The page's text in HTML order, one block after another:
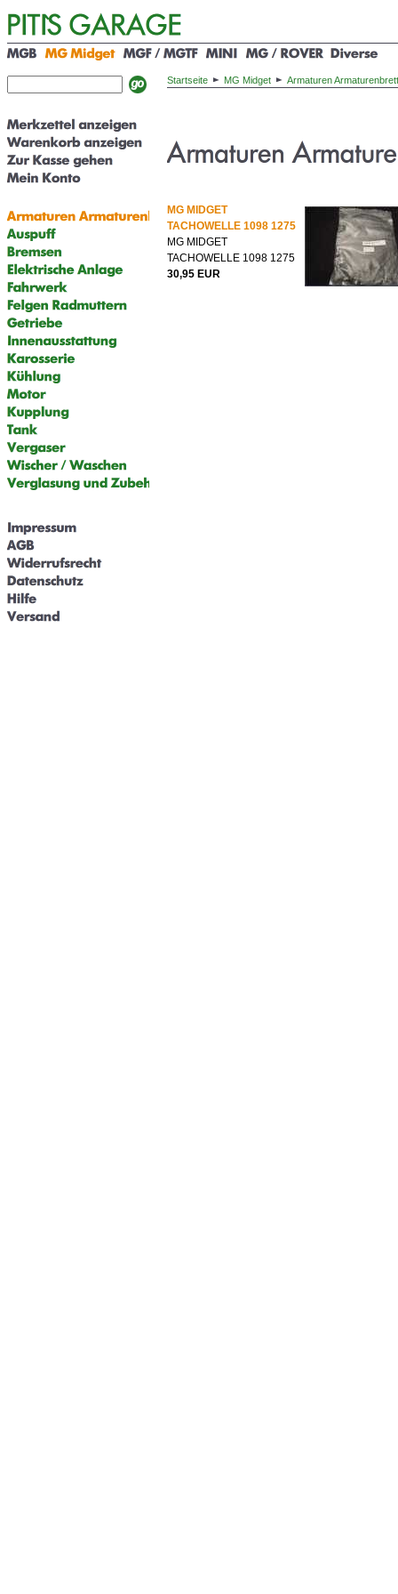
Startseite MG Midget Armaturen Armaturenbrett
MG MIDGET
TACHOWELLE 1098 1275
MG MIDGET
TACHOWELLE 1098 1275
30,95 EUR